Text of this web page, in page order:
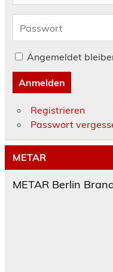
Angemeldet
Anmelden
Registrieren
Passwort
METAR
METAR Berlin